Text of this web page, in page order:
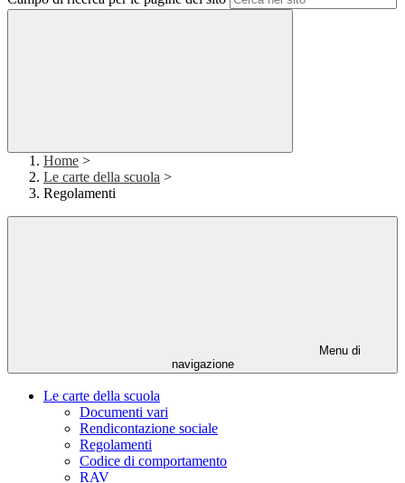
Home >
Le carte della scuola >
Regolamenti
Menu di
navigazione
Le carte della scuola
Documenti vari
Rendicontazione sociale
Regolamenti
Codice di comportamento
RAV